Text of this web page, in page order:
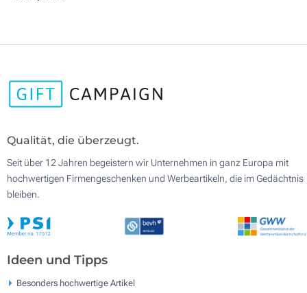
Qualität, die überzeugt.
Seit über 12 Jahren begeistern wir Unternehmen in ganz Europa mit
hochwertigen Firmengeschenken und Werbeartikeln, die im Gedächtnis
bleiben.
Ideen und Tipps
Besonders hochwertige Artikel